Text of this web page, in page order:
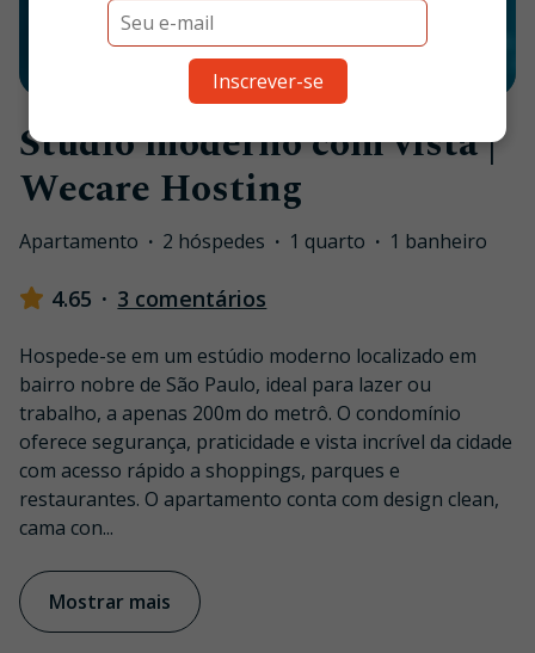
Studio moderno com vista |
Wecare Hosting
Apartamento · 2 hóspedes · 1 quarto · 1 banheiro
4.65 · 3 comentários
Hospede-se em um estúdio moderno localizado em
bairro nobre de São Paulo, ideal para lazer ou
trabalho, a apenas 200m do metrô. O condomínio
oferece segurança, praticidade e vista incrível da cidade
com acesso rápido a shoppings, parques e
restaurantes. O apartamento conta com design clean,
cama con...
Mostrar mais
Inscrever-se